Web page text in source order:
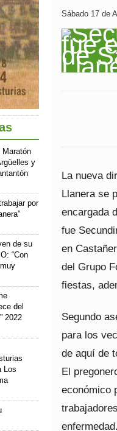
Sábado 17 de
La nueva
Llanera se
encargada
fue
en
del Grupo
fiestas,
Segundo
para los
de aquí de
El
económico
enfermedad.
Maratón
y
por
de su
“Con
del
2022
Los